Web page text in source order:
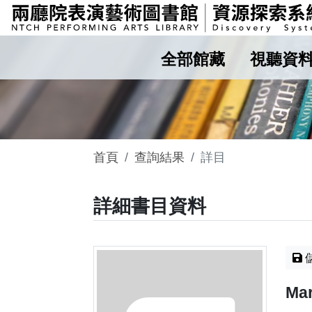
全部館藏 視聽資
首頁 查詢結果 詳目
詳細書目資料